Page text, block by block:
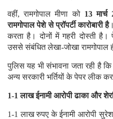
वहीं, रामगोपाल मीणा को 13 मार्च
रामगोपाल पेशे से प्रॉपर्टी कारोबारी है
करता है। दोनों में गहरी दोस्ती
उससे संबंधित लेखा-जोखा रामगोपाल
पुलिस यह भी संभावना जता रही है कि
अन्य सरकारी भर्तियों के पेपर लीक
1-1 लाख ईनामी आरोपी ढाका और
1-1 लाख रुपए के ईनामी आरोपी